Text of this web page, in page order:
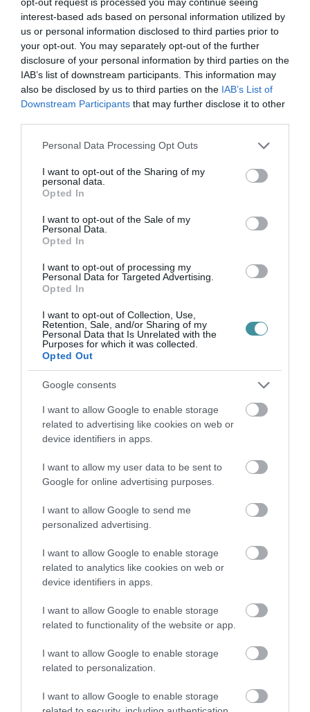
interest-based ads based on personal information utilized by
us or personal information disclosed to third parties prior to
your opt-out. You may separately opt-out of the further
disclosure of your personal information by third parties on the
IAB’s list of downstream participants. This information may
also be disclosed by us to third parties on the IAB’s List of
Downstream Participants that may further disclose it to other
Please note that this website/app uses one or more Google
not limited to your visit or usage behaviour. You may click to
grant or deny consent to Google and its third-party tags to
use your data for below specified purposes in below Google
consent section.
Personal Data Processing Opt Outs
I want to opt-out of the Sharing of my
personal data.
Opted In
I want to opt-out of the Sale of my
Personal Data.
Opted In
I want to opt-out of processing my
Personal Data for Targeted Advertising.
Opted In
I want to opt-out of Collection, Use,
Retention, Sale, and/or Sharing of my
Personal Data that Is Unrelated with the
Purposes for which it was collected.
Opted Out
Google consents
I want to allow Google to enable storage
related to advertising like cookies on web or
device identifiers in apps.
I want to allow my user data to be sent to
Google for online advertising purposes.
I want to allow Google to send me
personalized advertising.
I want to allow Google to enable storage
related to analytics like cookies on web or
device identifiers in apps.
I want to allow Google to enable storage
related to functionality of the website or app.
I want to allow Google to enable storage
related to personalization.
I want to allow Google to enable storage
általános állapotban, gyógyultan távoznak az
egészségügyi intézményből vagy az
otthonukból, ugyanakkor még hetekig
előfordul, hogy a tesztjük pozitív eredményt
mutat.
A vírus örökítőanyagának kimutatása PCR-
vizsgálattal nem jelent automatikusan
fertőzőképességet. Ha orvos gyógyulttá
nyilvánítja őket, nyugodtan mehetnek
közösségbe, nem fertőzők
– jelentette ki.
Nem kerülnek karanténba a Romániába
Csütörtöktől karanténkötelezettség nélkül
lehet Magyarországról Romániába utazni
– közölte az Operatív Törzs ügyeleti
központjának vezetőhelyettese a tájékoztatón.
Romaániában frissítették a magas
kockázati besorolású államok listáját, és
csütörtök hajnaltól Magyarország nem
Ismertette, hogy a rendőrök az elmúlt 24
órában 39 esetben intézkedtek azért, mert
tömegközlekedési eszközön utazók nem vagy
üzletekben, közintézményekben ugyanezért a
szabályszegésért 37 esetben volt szükség
intézkedésre.